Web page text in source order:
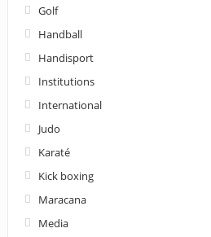
Golf
Handball
Handisport
Institutions
International
Judo
Karaté
Kick boxing
Maracana
Media